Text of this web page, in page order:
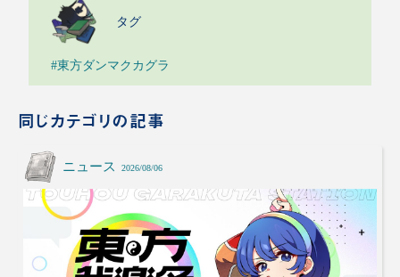
タグ
#東方ダンマクカグラ
同じカテゴリの記事
ニュース 2026/08/06